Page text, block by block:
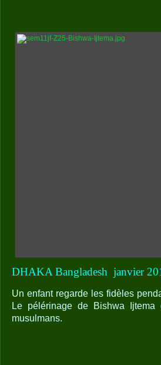
DHAKA Bangladesh janvier
Un enfant regarde les fidèles
Le pélérinage de Bishwa
musulmans.